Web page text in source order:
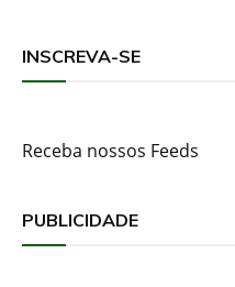
INSCREVA-SE
Receba nossos Feeds
PUBLICIDADE